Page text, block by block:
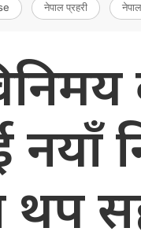
नेपाल प्रहरी
नयाँ
थप